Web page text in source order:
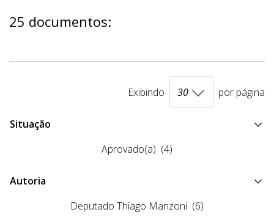
25 documentos:
Exibindo por página
Situação
Aprovado(a) (4)
Autoria
Deputado Thiago Manzoni (6)